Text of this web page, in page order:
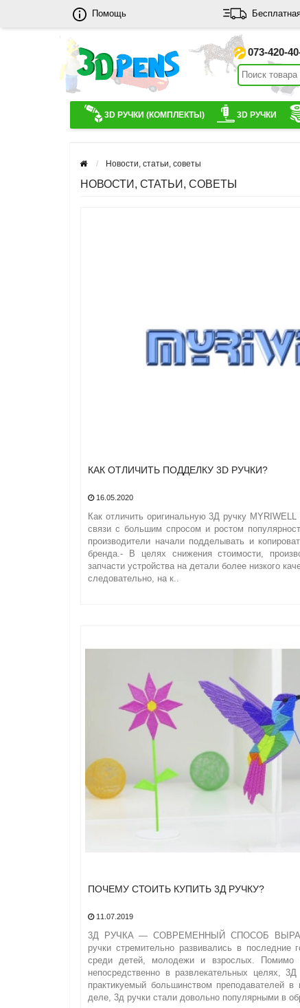
Помощь
073-420-
3D РУЧКИ (КОМПЛЕКТЫ) 3D РУЧКИ
Новости, статьи, советы
НОВОСТИ, СТАТЬИ, СОВЕТЫ
КАК ОТЛИЧИТЬ ПОДДЕЛКУ 3D РУЧКИ?
16.05.2020
Как отличить оригинальную 3Д ручку
связи с большим спросом и ростом
производители начали подделывать и
бренда.- В целях снижения стоимости,
запчасти устройства на детали более низкого
следовательно, на к..
ПОЧЕМУ СТОИТЬ КУПИТЬ 3Д РУЧКУ?
11.07.2019
3Д РУЧКА — СОВРЕМЕННЫЙ СПОСОБ
ручки стремительно развивались в
среди детей, молодежи и взрослых. Помимо
непосредственно в развлекательных целях,
практикуемый большинством преподавателей
деле, 3д ручки стали довольно популярными в